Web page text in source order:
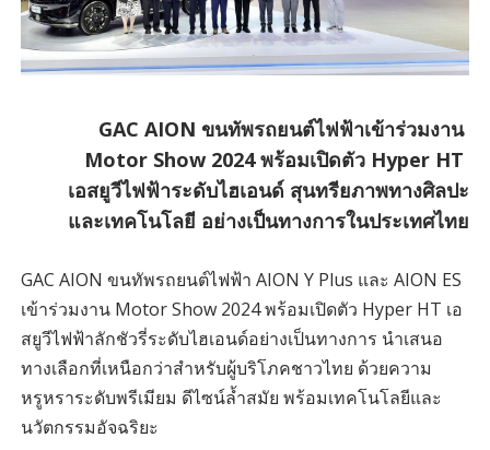
GAC AION ขนทัพรถยนต์ไฟฟ้าเข้าร่วมงาน
Motor Show 2024 พร้อมเปิดตัว Hyper HT
เอสยูวีไฟฟ้าระดับไฮเอนด์ สุนทรียภาพทางศิลปะ
และเทคโนโลยี อย่างเป็นทางการในประเทศไทย
GAC AION ขนทัพรถยนต์ไฟฟ้า AION Y Plus และ AION ES
เข้าร่วมงาน Motor Show 2024 พร้อมเปิดตัว Hyper HT เอ
สยูวีไฟฟ้าลักชัวรี่ระดับไฮเอนด์อย่างเป็นทางการ นำเสนอ
ทางเลือกที่เหนือกว่าสำหรับผู้บริโภคชาวไทย ด้วยความ
หรูหราระดับพรีเมียม ดีไซน์ล้ำสมัย พร้อมเทคโนโลยีและ
นวัตกรรมอัจฉริยะ